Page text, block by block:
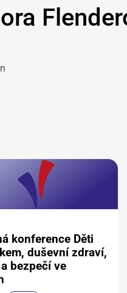
konference Děti
duševní zdraví,
bezpečí ve